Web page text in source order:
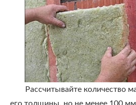
Рассчитывайте количество